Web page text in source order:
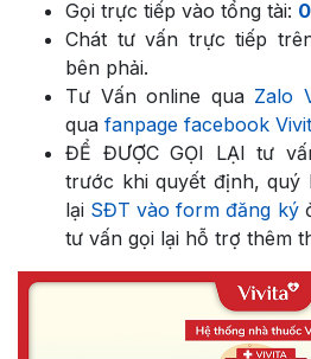
Gọi trực tiếp vào tổng tài:
Chát tư vấn trực tiếp
bên phải.
Tư Vấn online quaZalo
qua fanpage facebook
ĐỂ ĐƯỢC GỌI LẠI tư
trước khi quyết định, quý
lại SĐT vào form đăng ký
tư vấn gọi lại hỗ trợ thêm